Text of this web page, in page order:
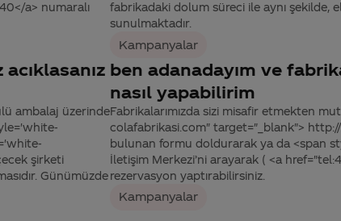
a> numaralı
fabrikadaki dolum süreci ile aynı şekilde,
sunulmaktadır.
Kampanyalar
ambalaj üzerinde
şirketi
Günümüzde
ben adanadayım ve
nasıl yapabilirim
Fabrikalarımızda sizi misafir etmekten
colafabrikasi.com" target="_blank">
bulunan formu doldurarak ya da <span
İletişim Merkezi’ni arayarak ( <a
rezervasyon yaptırabilirsiniz.
Kampanyalar